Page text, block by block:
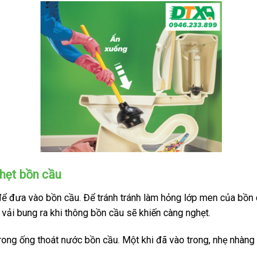
bồn cầu
đưa vào bồn cầu. Để tránh tránh làm hỏng lớp men của
bung ra khi thông bồn cầu sẽ khiến càng nghẹt.
ống thoát nước bồn cầu. Một khi đã vào trong, nhẹ